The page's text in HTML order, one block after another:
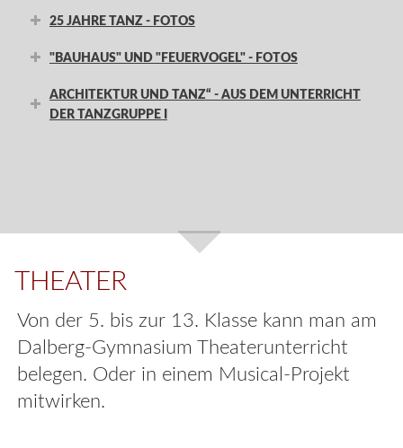
25 JAHRE TANZ - FOTOS
"BAUHAUS" UND "FEUERVOGEL" - FOTOS
ARCHITEKTUR UND TANZ“ - AUS DEM UNTERRICHT
DER TANZGRUPPE I
THEATER
Von der 5. bis zur 13. Klasse kann man am
Dalberg-Gymnasium Theaterunterricht
belegen. Oder in einem Musical-Projekt
mitwirken.